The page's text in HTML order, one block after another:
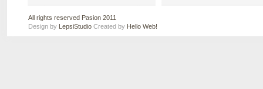
All rights reserved Pasion 2011
Design by LepsiStudio Created by Hello Web!